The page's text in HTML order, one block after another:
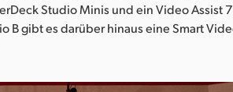
Studio Minis und ein Video Assist
B gibt es darüber hinaus eine Smart